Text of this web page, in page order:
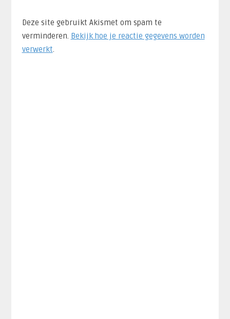
Deze site gebruikt Akismet om spam te
verminderen. Bekijk hoe je reactie gegevens worden
verwerkt.